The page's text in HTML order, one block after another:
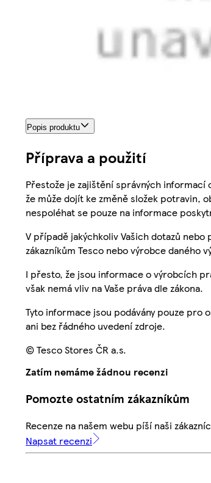
Popis produktu
Příprava a použití
Přestože je zajištění správných
že může dojít ke změně složek potravin,
nespoléhat se pouze na informace
V případě jakýchkoliv Vašich dotazů
zákazníkům Tesco nebo výrobce daného
I přesto, že jsou informace o výrobcích
však nemá vliv na Vaše práva dle zákona.
Tyto informace jsou podávány pouze pro
ani bez řádného uvedení zdroje.
© Tesco Stores ČR a.s.
Zatím nemáme žádnou recenzi
Pomozte ostatním zákazníkům
Recenze na našem webu píší naši
Napsat recenzi